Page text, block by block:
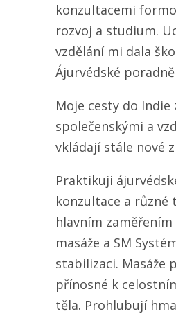
konzultacemi
rozvoj a studium.
vzdělání mi dala
Ájurvédské
Moje cesty do
společenskými a
vkládají stále nové
Praktikuji
konzultace a různé
hlavním
masáže a SM
stabilizaci. Masáže
přínosné k
těla. Prohlubují